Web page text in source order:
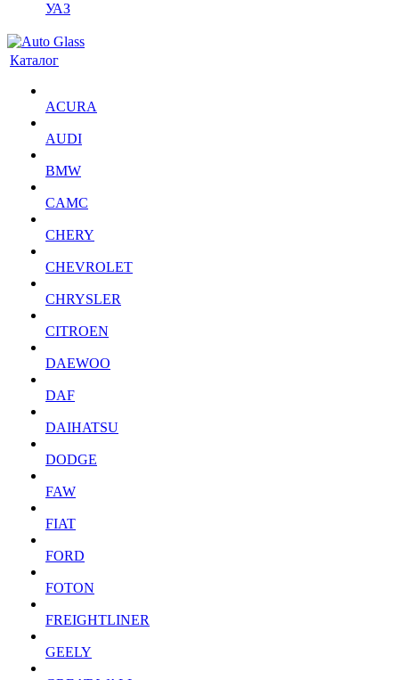
УАЗ
Каталог
ACURA
AUDI
BMW
CAMC
CHERY
CHEVROLET
CHRYSLER
CITROEN
DAEWOO
DAF
DAIHATSU
DODGE
FAW
FIAT
FORD
FOTON
FREIGHTLINER
GEELY